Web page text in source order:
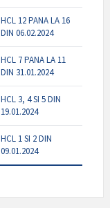
HCL 12 PANA LA 16
DIN 06.02.2024
HCL 7 PANA LA 11
DIN 31.01.2024
HCL 3, 4 SI 5 DIN
19.01.2024
HCL 1 SI 2 DIN
09.01.2024